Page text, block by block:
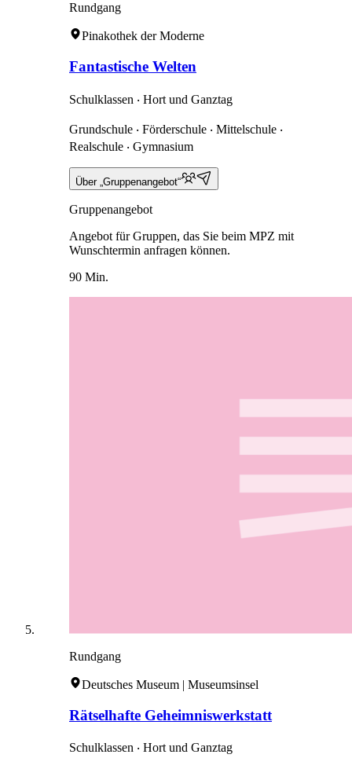
Rundgang
Pinakothek der Moderne
Fantastische Welten
Schulklassen ‧ Hort und Ganztag
Grundschule ‧ Förderschule ‧ Mittelschule ‧
Realschule ‧ Gymnasium
Über „Gruppenangebot“
Gruppenangebot
Angebot für Gruppen, das Sie beim MPZ mit
Wunschtermin anfragen können.
90 Min.
Rundgang
Deutsches Museum | Museumsinsel
Rätselhafte Geheimniswerkstatt
Schulklassen ‧ Hort und Ganztag